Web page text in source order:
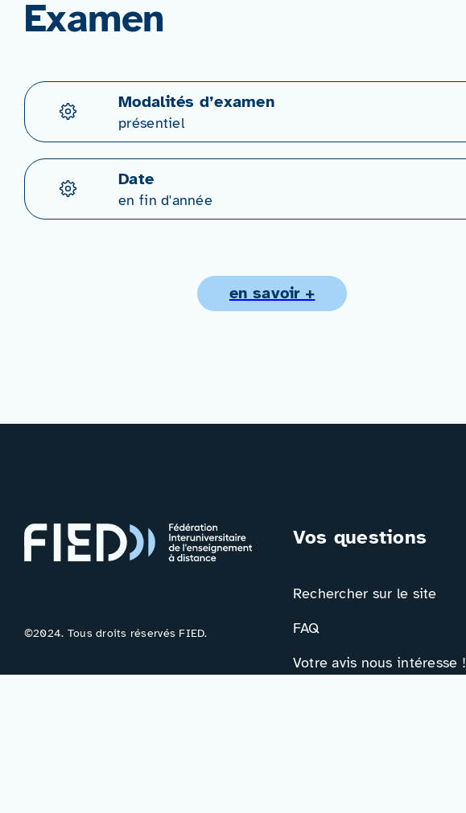
Examen
Modalités d’examen
présentiel
Date
en fin d'année
en savoir +
©2024. Tous droits réservés FIED.
Vos questions
Rechercher sur le site
FAQ
Votre avis nous intéresse !